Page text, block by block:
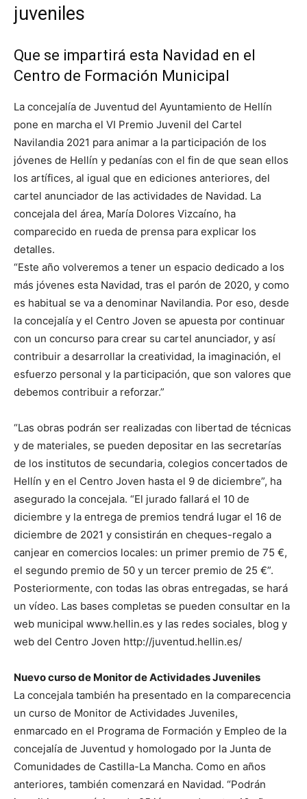
juveniles
Que se impartirá esta Navidad en el
Centro de Formación Municipal
La concejalía de Juventud del Ayuntamiento de Hellín
pone en marcha el VI Premio Juvenil del Cartel
Navilandia 2021 para animar a la participación de los
jóvenes de Hellín y pedanías con el fin de que sean ellos
los artífices, al igual que en ediciones anteriores, del
cartel anunciador de las actividades de Navidad. La
concejala del área, María Dolores Vizcaíno, ha
comparecido en rueda de prensa para explicar los
detalles.
“Este año volveremos a tener un espacio dedicado a los
más jóvenes esta Navidad, tras el parón de 2020, y como
es habitual se va a denominar Navilandia. Por eso, desde
la concejalía y el Centro Joven se apuesta por continuar
con un concurso para crear su cartel anunciador, y así
contribuir a desarrollar la creatividad, la imaginación, el
esfuerzo personal y la participación, que son valores que
debemos contribuir a reforzar.”
“Las obras podrán ser realizadas con libertad de técnicas
y de materiales, se pueden depositar en las secretarías
de los institutos de secundaria, colegios concertados de
Hellín y en el Centro Joven hasta el 9 de diciembre”, ha
asegurado la concejala. “El jurado fallará el 10 de
diciembre y la entrega de premios tendrá lugar el 16 de
diciembre de 2021 y consistirán en cheques-regalo a
canjear en comercios locales: un primer premio de 75 €,
el segundo premio de 50 y un tercer premio de 25 €”.
Posteriormente, con todas las obras entregadas, se hará
un vídeo. Las bases completas se pueden consultar en la
web municipal www.hellin.es y las redes sociales, blog y
web del Centro Joven http://juventud.hellin.es/
Nuevo curso de Monitor de Actividades Juveniles
La concejala también ha presentado en la comparecencia
un curso de Monitor de Actividades Juveniles,
enmarcado en el Programa de Formación y Empleo de la
concejalía de Juventud y homologado por la Junta de
Comunidades de Castilla-La Mancha. Como en años
anteriores, también comenzará en Navidad. “Podrán